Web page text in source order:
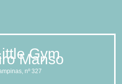
Gym
Manso
nº 327